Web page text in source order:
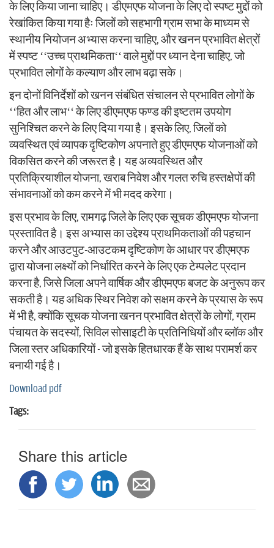
के लिए किया जाना चाहिए। डीएमएफ योजना के लिए दो स्पष्ट मुद्दों को
रेखांकित किया गया हैः जिलों को सहभागी ग्राम सभा के माध्यम से
स्थानीय नियोजन अभ्यास करना चाहिए, और खनन प्रभावित क्षेत्रों
में स्पष्ट ‘‘उच्च प्राथमिकता‘‘ वाले मुद्दों पर ध्यान देना चाहिए, जो
प्रभावित लोगों के कल्याण और लाभ बढ़ा सके।
इन दोनों विनिर्देशों को खनन संबंधित संचालन से प्रभावित लोगों के
‘‘हित और लाभ‘‘ के लिए डीएमएफ फण्ड की इष्टतम उपयोग
सुनिश्चित करने के लिए दिया गया है। इसके लिए, जिलों को
व्यवस्थित एवं व्यापक दृष्टिकोण अपनाते हुए डीएमएफ योजनाओं को
विकसित करने की जरूरत है। यह अव्यवस्थित और
प्रतिक्रियाशील योजना, खराब निवेश और गलत रुचि हस्तक्षेपों की
संभावनाओं को कम करने में भी मदद करेगा।
इस प्रभाव के लिए, रामगढ़ जिले के लिए एक सूचक डीएमएफ योजना
प्रस्तावित है। इस अभ्यास का उद्देश्य प्राथमिकताओं की पहचान
करने और आउटपुट-आउटकम दृष्टिकोण के आधार पर डीएमएफ
द्वारा योजना लक्ष्यों को निर्धारित करने के लिए एक टेम्पलेट प्रदान
करना है, जिसे जिला अपने वार्षिक और डीएमएफ बजट के अनुरूप कर
सकती है। यह अधिक स्थिर निवेश को सक्षम करने के प्रयास के रूप
में भी है, क्योंकि सूचक योजना खनन प्रभावित क्षेत्रों के लोगों, ग्राम
पंचायत के सदस्यों, सिविल सोसाइटी के प्रतिनिधियों और ब्लॉक और
जिला स्तर अधिकारियों - जो इसके हितधारक हैं के साथ परामर्श कर
बनायी गई है।
Download pdf
Tags:
Share this article